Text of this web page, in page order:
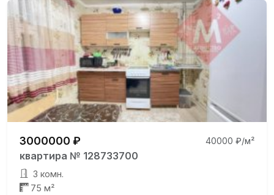
3000000 ₽ 40000 ₽/м²
квартира № 128733700
3 комн.
75 м²